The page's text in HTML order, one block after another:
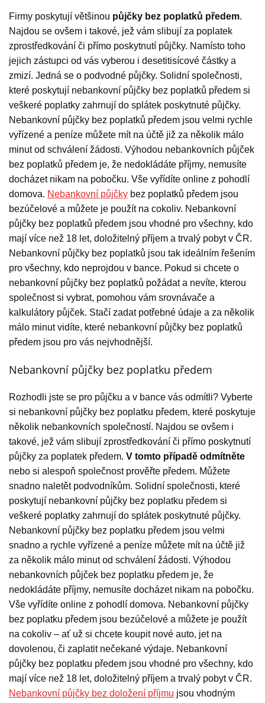
Firmy poskytují většinou půjčky bez poplatků předem.
Najdou se ovšem i takové, jež vám slibují za poplatek
zprostředkování či přímo poskytnutí půjčky. Namísto toho
jejich zástupci od vás vyberou i desetitisícové částky a
zmizí. Jedná se o podvodné půjčky. Solidní společnosti,
které poskytují nebankovní půjčky bez poplatků předem si
veškeré poplatky zahrnují do splátek poskytnuté půjčky.
Nebankovní půjčky bez poplatků předem jsou velmi rychle
vyřízené a peníze můžete mít na účtě již za několik málo
minut od schválení žádosti. Výhodou nebankovních půjček
bez poplatků předem je, že nedokládáte příjmy, nemusíte
docházet nikam na pobočku. Vše vyřídíte online z pohodlí
domova. Nebankovní půjčky bez poplatků předem jsou
bezúčelové a můžete je použít na cokoliv. Nebankovní
půjčky bez poplatků předem jsou vhodné pro všechny, kdo
mají více než 18 let, doložitelný příjem a trvalý pobyt v ČR.
Nebankovní půjčky bez poplatků jsou tak ideálním řešením
pro všechny, kdo neprojdou v bance. Pokud si chcete o
nebankovní půjčky bez poplatků požádat a nevíte, kterou
společnost si vybrat, pomohou vám srovnávače a
kalkulátory půjček. Stačí zadat potřebné údaje a za několik
málo minut vidíte, které nebankovní půjčky bez poplatků
předem jsou pro vás nejvhodnější.
Nebankovní půjčky bez poplatku předem
Rozhodli jste se pro půjčku a v bance vás odmítli? Vyberte
si nebankovní půjčky bez poplatku předem, které poskytuje
několik nebankovních společností. Najdou se ovšem i
takové, jež vám slibují zprostředkování či přímo poskytnutí
půjčky za poplatek předem. V tomto případě odmítněte
nebo si alespoň společnost prověřte předem. Můžete
snadno naletět podvodníkům. Solidní společnosti, které
poskytují nebankovní půjčky bez poplatku předem si
veškeré poplatky zahrnují do splátek poskytnuté půjčky.
Nebankovní půjčky bez poplatku předem jsou velmi
snadno a rychle vyřízené a peníze můžete mít na účtě již
za několik málo minut od schválení žádosti. Výhodou
nebankovních půjček bez poplatku předem je, že
nedokládáte příjmy, nemusíte docházet nikam na pobočku.
Vše vyřídíte online z pohodlí domova. Nebankovní půjčky
bez poplatku předem jsou bezúčelové a můžete je použít
na cokoliv – ať už si chcete koupit nové auto, jet na
dovolenou, či zaplatit nečekané výdaje. Nebankovní
půjčky bez poplatku předem jsou vhodné pro všechny, kdo
mají více než 18 let, doložitelný příjem a trvalý pobyt v ČR.
Nebankovní půjčky bez doložení příjmu jsou vhodným